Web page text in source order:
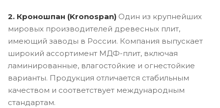
2. Кроношпан (Kronospan) Один из крупнейших
мировых производителей древесных плит,
имеющий заводы в России. Компания выпускает
широкий ассортимент МДФ-плит, включая
ламинированные, влагостойкие и огнестойкие
варианты. Продукция отличается стабильным
качеством и соответствует международным
стандартам.